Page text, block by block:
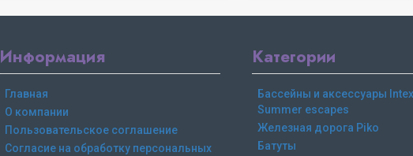
Информация
Главная
О компании
Пользовательское соглашение
Согласие на обработку персональных
Категории
Бассейны и аксессуары
Summer escapes
Железная дорога Piko
Батуты